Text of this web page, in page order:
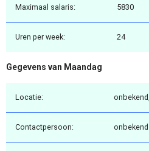
Maximaal salaris: 5830
Uren per week: 24
Gegevens van Maandag
Locatie:
Contactpersoon: